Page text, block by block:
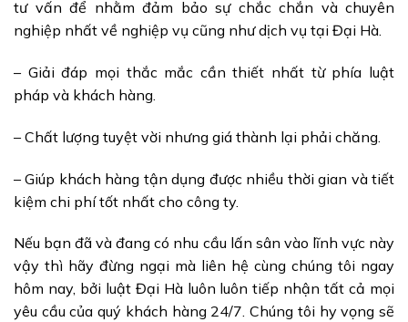
tư vấn để nhằm đảm bảo sự chắc chắn và chuyên
nghiệp nhất về nghiệp vụ cũng như dịch vụ tại Đại Hà.
– Giải đáp mọi thắc mắc cần thiết nhất từ phía luật
pháp và khách hàng.
– Chất lượng tuyệt vời nhưng giá thành lại phải chăng.
– Giúp khách hàng tận dụng được nhiều thời gian và tiết
kiệm chi phí tốt nhất cho công ty.
Nếu bạn đã và đang có nhu cầu lấn sân vào lĩnh vực này
vậy thì hãy đừng ngại mà liên hệ cùng chúng tôi ngay
hôm nay, bởi luật Đại Hà luôn luôn tiếp nhận tất cả mọi
yêu cầu của quý khách hàng 24/7. Chúng tôi hy vọng sẽ